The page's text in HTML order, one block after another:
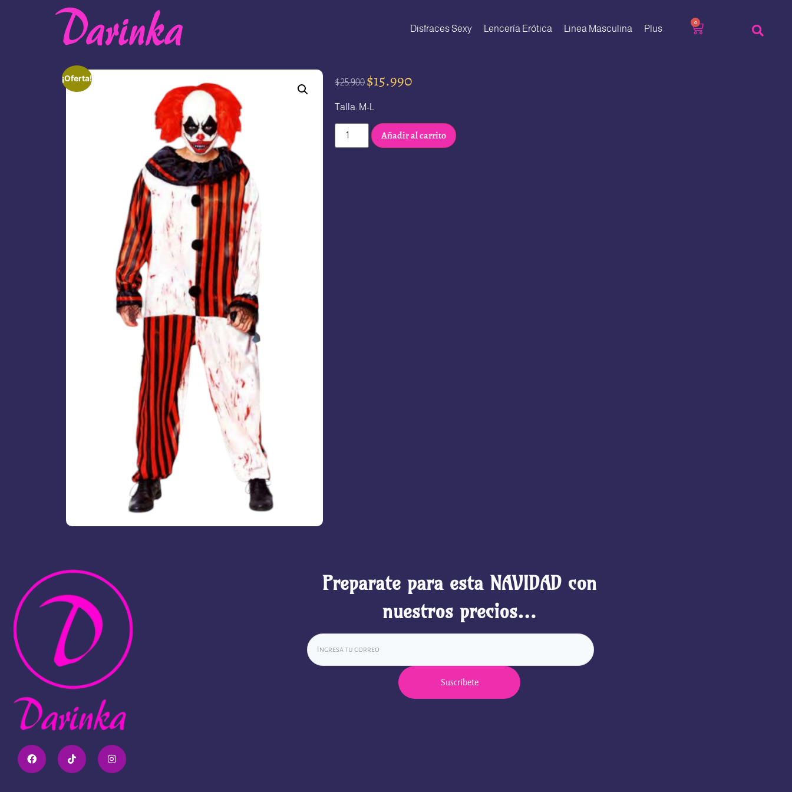
Disfraces Sexy Lencería Erótica Linea Masculina Plus
0
¡Oferta! $25.900 $15.990
Talla: M-L
Añadir al carrito
Preparate para esta NAVIDAD con
nuestros precios…
Suscríbete